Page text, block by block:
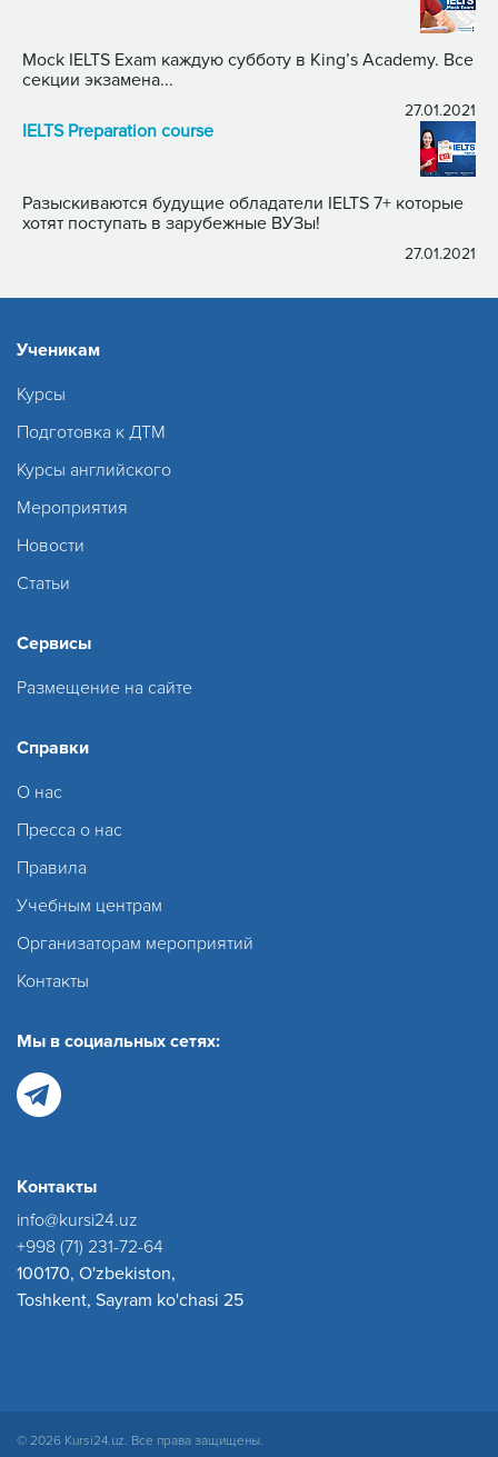
Mock IELTS Exam каждую субботу в King’s Academy. Все
секции экзамена...
27.01.2021
IELTS Preparation course
Разыскиваются будущие обладатели IELTS 7+ которые
хотят поступать в зарубежные ВУЗы!
27.01.2021
Ученикам
Курсы
Подготовка к ДТМ
Курсы английского
Мероприятия
Новости
Статьи
Сервисы
Размещение на сайте
Справки
О нас
Пресса о нас
Правила
Учебным центрам
Организаторам мероприятий
Контакты
Мы в социальных сетях:
Контакты
info@kursi24.uz
+998 (71) 231-72-64
100170, O'zbekiston,
Toshkent, Sayram ko'chasi 25
© 2026 Kursi24.uz. Все права защищены.